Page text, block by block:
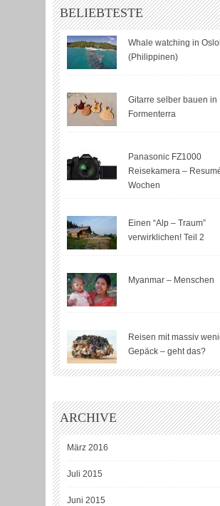
BELIEBTESTE
Whale watching in
(Philippinen)
Gitarre selber bauen in
Formenterra
Panasonic FZ1000
Reisekamera –
Wochen
Einen “Alp – Traum”
verwirklichen! Teil 2
Myanmar – Menschen
Reisen mit massiv
Gepäck – geht das?
ARCHIVE
März 2016
Juli 2015
Juni 2015